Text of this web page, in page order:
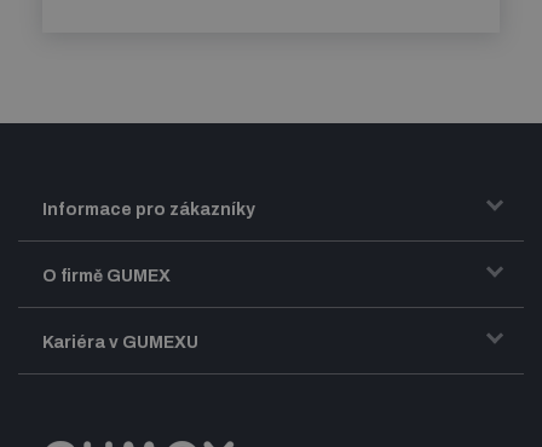
Informace pro zákazníky
Doprava a zasílání zboží
Obchodní podmínky
O firmě GUMEX
Představení firmy GUMEX
Kariéra v GUMEXU